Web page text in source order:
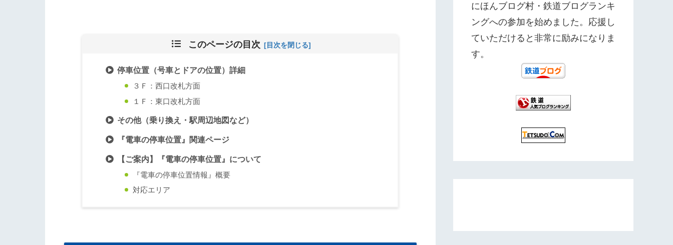
このページの目次
停車位置（号車とドアの位置）詳細
３Ｆ：西口改札方面
１Ｆ：東口改札方面
その他（乗り換え・駅周辺地図など）
『電車の停車位置』関連ページ
【ご案内】『電車の停車位置』について
『電車の停車位置情報』概要
対応エリア
にほんブログ村・鉄道ブログランキ
ングへの参加を始めました。応援し
ていただけると非常に励みになりま
す。